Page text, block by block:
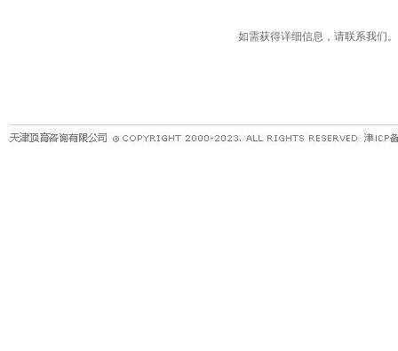
如需获得详细信息，请联系我们。